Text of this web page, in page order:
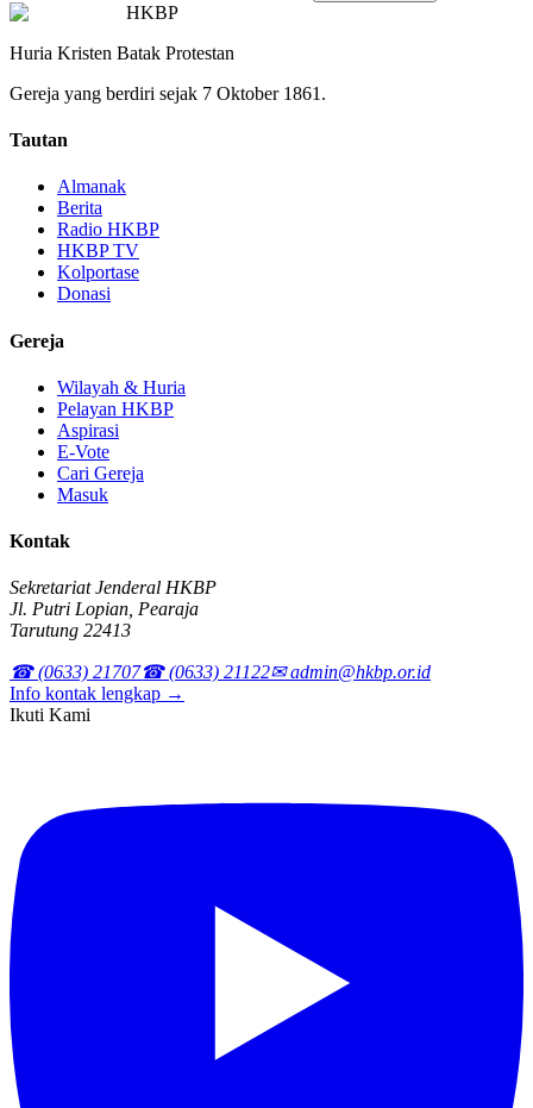
HKBP
Huria Kristen Batak Protestan
Gereja yang berdiri sejak 7 Oktober 1861.
Tautan
Almanak
Berita
Radio HKBP
HKBP TV
Kolportase
Donasi
Gereja
Wilayah & Huria
Pelayan HKBP
Aspirasi
E-Vote
Cari Gereja
Masuk
Kontak
Sekretariat Jenderal HKBP
Jl. Putri Lopian, Pearaja
Tarutung 22413
☎ (0633) 21707☎ (0633) 21122✉ admin@hkbp.or.id
Info kontak lengkap →
Ikuti Kami